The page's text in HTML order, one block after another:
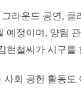
라운드 공연,
예정이며, 양팀
현철씨가 시구를
사회 공헌 활동